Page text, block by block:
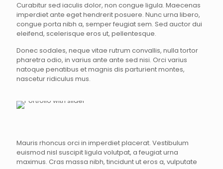
Curabitur sed iaculis dolor, non congue ligula. Maecenas
imperdiet ante eget hendrerit posuere. Nunc urna libero,
congue porta nibh a, semper feugiat sem. Sed auctor dui
eleifend, scelerisque eros ut, pellentesque.
Donec sodales, neque vitae rutrum convallis, nulla tortor
pharetra odio, in varius ante ante sed nisi. Orci varius
natoque penatibus et magnis dis parturient montes,
nascetur ridiculus mus.
Mauris rhoncus orci in imperdiet placerat. Vestibulum
euismod nisl suscipit ligula volutpat, a feugiat urna
maximus. Cras massa nibh, tincidunt ut eros a, vulputate